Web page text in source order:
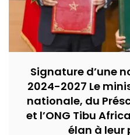
Signature d’une
2024-2027 Le
nationale, du
et l’ONG Tibu
élan à